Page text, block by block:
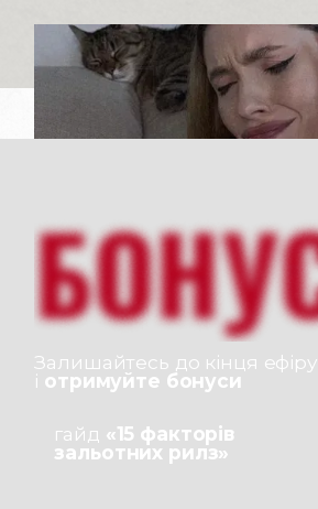
Залишайтесь до кінця ефіру
і отримуйте бонуси
гайд «15 факторів
зальотних рилз»